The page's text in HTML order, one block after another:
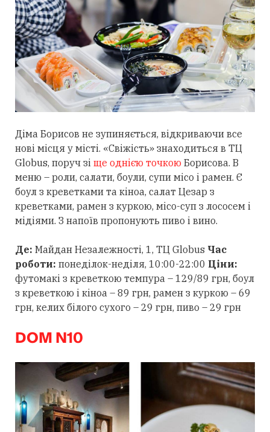
Діма Борисов не зупиняється, відкриваючи все
нові місця у місті. «Свіжість» знаходиться в ТЦ
Globus, поруч зі ще однією точкою Борисова. В
меню – роли, салати, боули, супи місо і рамен. Є
боул з креветками та кіноа, салат Цезар з
креветками, рамен з куркою, місо-суп з лососем і
мідіями. З напоїв пропонують пиво і вино.
Де: Майдан Незалежності, 1, ТЦ Globus Час
роботи: понеділок-неділя, 10:00-22:00 Ціни:
футомакі з креветкою темпура – 129/89 грн, боул
з креветкою і кіноа – 89 грн, рамен з куркою – 69
грн, келих білого сухого – 29 грн, пиво – 29 грн
DOM N10